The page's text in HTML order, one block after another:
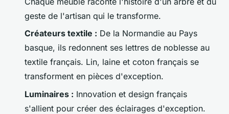
geste de l'artisan qui le transforme.
Créateurs textile : De la Normandie au Pays
basque, ils redonnent ses lettres de noblesse au
textile français. Lin, laine et coton français se
transforment en pièces d'exception.
Luminaires : Innovation et design français
s'allient pour créer des éclairages d'exception.